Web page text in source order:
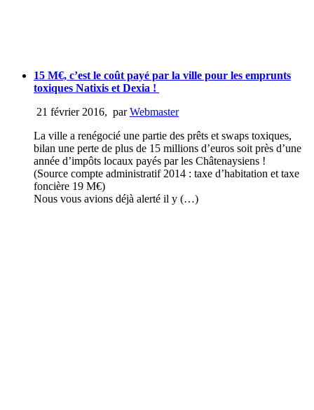
15 M€, c’est le coût payé par la ville pour les emprunts
toxiques Natixis et Dexia !
21 février 2016, parWebmaster
La ville a renégocié une partie des prêts et swaps toxiques,
bilan une perte de plus de 15 millions d’euros soit près d’une
année d’impôts locaux payés par les Châtenaysiens !
(Source compte administratif 2014 : taxe d’habitation et taxe
foncière 19 M€)
Nous vous avions déjà alerté il y (…)